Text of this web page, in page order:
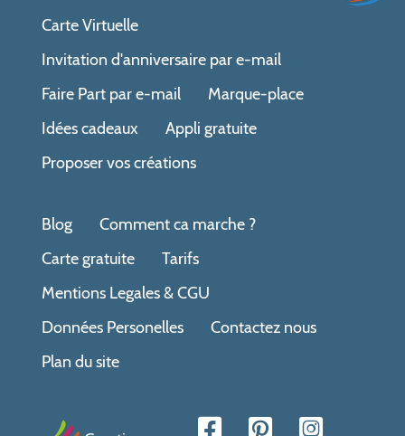
Carte Virtuelle
Invitation d'anniversaire par e-mail
Faire Part par e-mail
Marque-place
Idées cadeaux
Appli gratuite
Proposer vos créations
Blog
Comment ca marche ?
Carte gratuite
Tarifs
Mentions Legales & CGU
Données Personelles
Contactez nous
Plan du site